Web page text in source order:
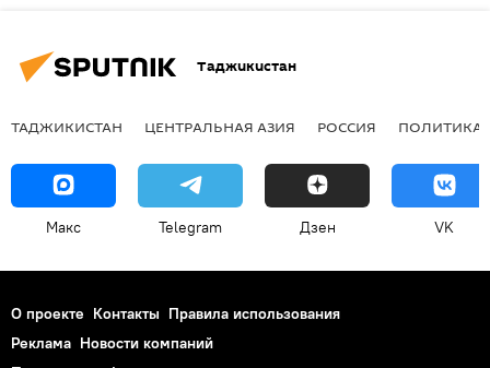
Таджикистан
ТАДЖИКИСТАН ЦЕНТРАЛЬНАЯ АЗИЯ РОССИЯ ПОЛИТИКА
Макс Telegram Дзен VK
О проекте Контакты Правила использования
Реклама Новости компаний